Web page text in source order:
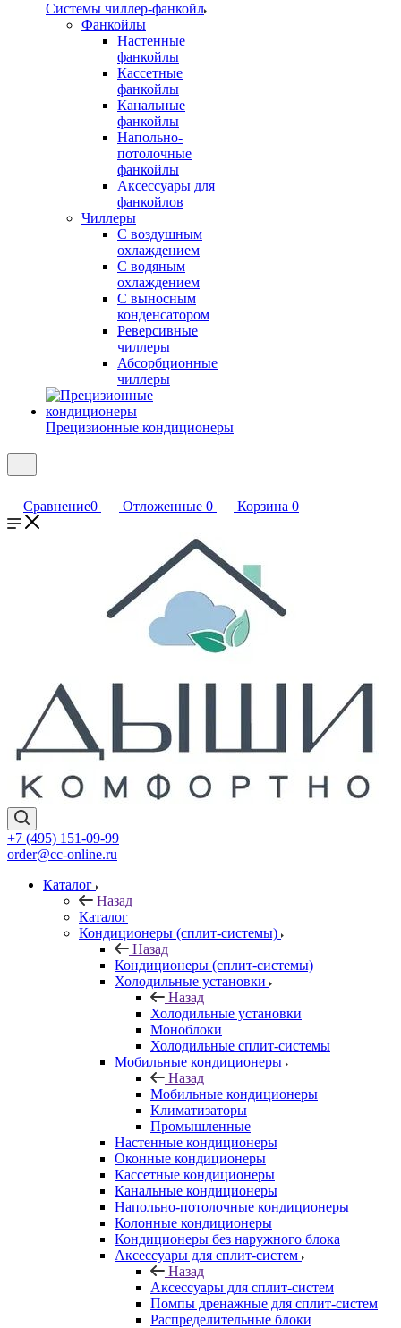
Системы чиллер-фанкойл
Фанкойлы
Настенные
фанкойлы
Кассетные
фанкойлы
Канальные
фанкойлы
Напольно-
потолочные
фанкойлы
Аксессуары для
фанкойлов
Чиллеры
С воздушным
охлаждением
С водяным
охлаждением
С выносным
конденсатором
Реверсивные
чиллеры
Абсорбционные
чиллеры
Прецизионные кондиционеры
Сравнение0 Отложенные 0 Корзина 0
+7 (495) 151-09-99
order@cc-online.ru
Каталог
Назад
Каталог
Кондиционеры (сплит-системы)
Назад
Кондиционеры (сплит-системы)
Холодильные установки
Назад
Холодильные установки
Моноблоки
Холодильные сплит-системы
Мобильные кондиционеры
Назад
Мобильные кондиционеры
Климатизаторы
Промышленные
Настенные кондиционеры
Оконные кондиционеры
Кассетные кондиционеры
Канальные кондиционеры
Напольно-потолочные кондиционеры
Колонные кондиционеры
Кондиционеры без наружного блока
Аксессуары для сплит-систем
Назад
Аксессуары для сплит-систем
Помпы дренажные для сплит-систем
Распределительные блоки